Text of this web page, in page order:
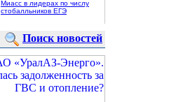
Миасс в лидерах по числу
стобалльников ЕГЭ
Поиск новостей